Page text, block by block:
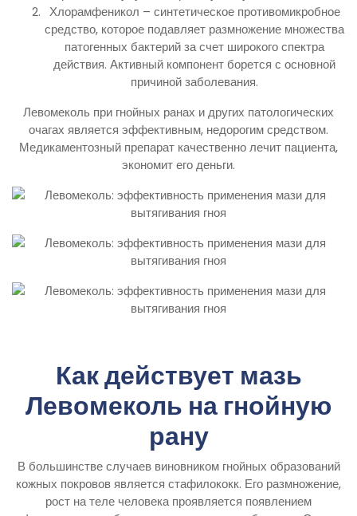
Хлорамфеникол – синтетическое противомикробное
средство, которое подавляет размножение множества
патогенных бактерий за счет широкого спектра
действия. Активный компонент борется с основной
причиной заболевания.
Левомеколь при гнойных ранах и других патологических
очагах является эффективным, недорогим средством.
Медикаментозный препарат качественно лечит пациента,
экономит его деньги.
Как действует мазь
Левомеколь на гнойную
рану
В большинстве случаев виновником гнойных образований
кожных покровов является стафилококк. Его размножение,
рост на теле человека проявляется появлением